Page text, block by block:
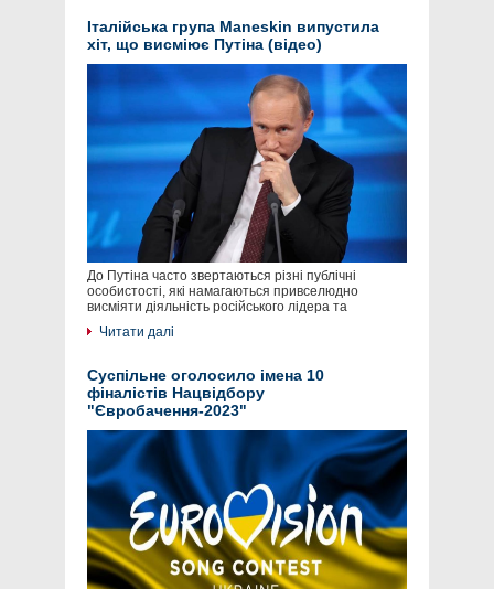
Італійська група Maneskin випустила
хіт, що висміює Путіна (відео)
До Путіна часто звертаються різні публічні
особистості, які намагаються привселюдно
висміяти діяльність російського лідера та
Читати далі
Суспільне оголосило імена 10
фіналістів Нацвідбору
"Євробачення-2023"